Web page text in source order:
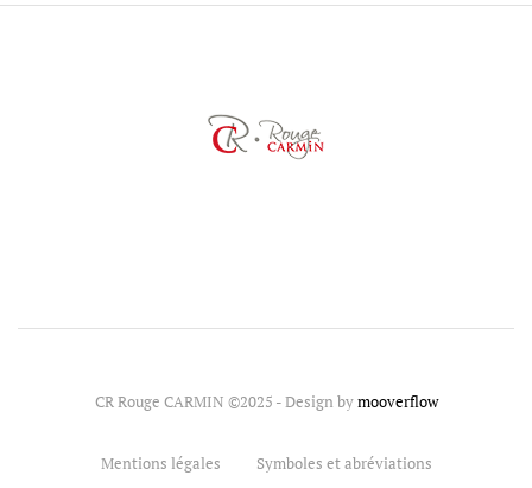
CR Rouge CARMIN ©2025 - Design bymooverflow
Mentions légales Symboles et abréviations